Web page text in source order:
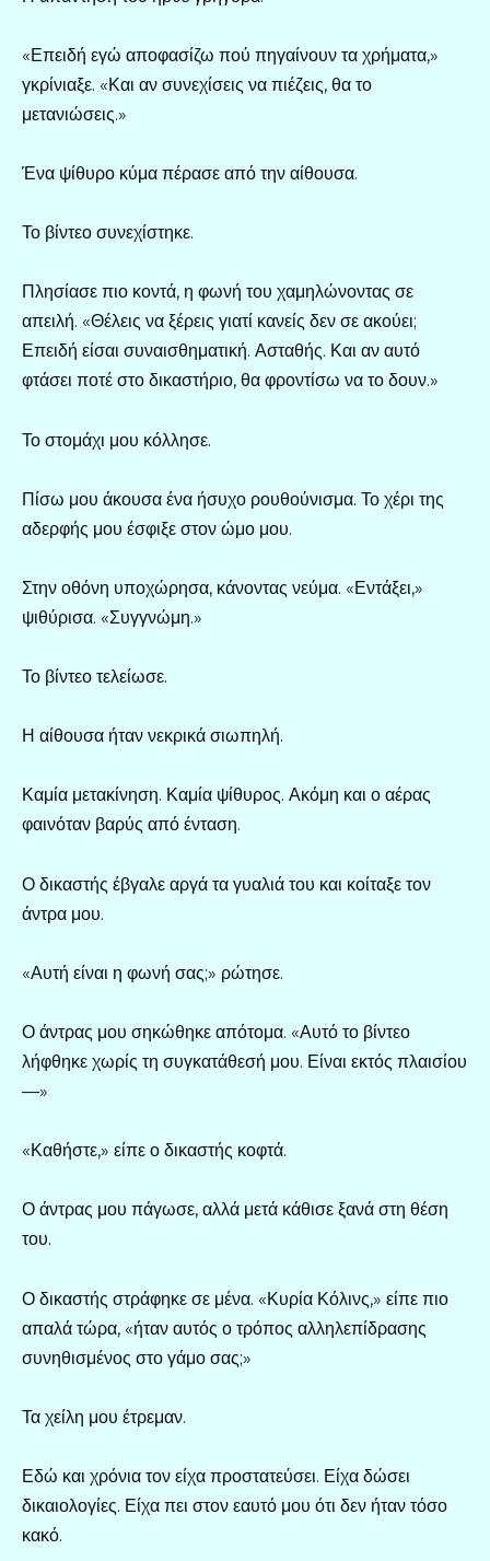
«Επειδή εγώ αποφασίζω πού πηγαίνουν τα χρήματα,»
γκρίνιαξε. «Και αν συνεχίσεις να πιέζεις, θα το
μετανιώσεις.»
Ένα ψίθυρο κύμα πέρασε από την αίθουσα.
Το βίντεο συνεχίστηκε.
Πλησίασε πιο κοντά, η φωνή του χαμηλώνοντας σε
απειλή. «Θέλεις να ξέρεις γιατί κανείς δεν σε ακούει;
Επειδή είσαι συναισθηματική. Ασταθής. Και αν αυτό
φτάσει ποτέ στο δικαστήριο, θα φροντίσω να το δουν.»
Το στομάχι μου κόλλησε.
Πίσω μου άκουσα ένα ήσυχο ρουθούνισμα. Το χέρι της
αδερφής μου έσφιξε στον ώμο μου.
Στην οθόνη υποχώρησα, κάνοντας νεύμα. «Εντάξει,»
ψιθύρισα. «Συγγνώμη.»
Το βίντεο τελείωσε.
Η αίθουσα ήταν νεκρικά σιωπηλή.
Καμία μετακίνηση. Καμία ψίθυρος. Ακόμη και ο αέρας
φαινόταν βαρύς από ένταση.
Ο δικαστής έβγαλε αργά τα γυαλιά του και κοίταξε τον
άντρα μου.
«Αυτή είναι η φωνή σας;» ρώτησε.
Ο άντρας μου σηκώθηκε απότομα. «Αυτό το βίντεο
λήφθηκε χωρίς τη συγκατάθεσή μου. Είναι εκτός πλαισίου
—»
«Καθήστε,» είπε ο δικαστής κοφτά.
Ο άντρας μου πάγωσε, αλλά μετά κάθισε ξανά στη θέση
του.
Ο δικαστής στράφηκε σε μένα. «Κυρία Κόλινς,» είπε πιο
απαλά τώρα, «ήταν αυτός ο τρόπος αλληλεπίδρασης
συνηθισμένος στο γάμο σας;»
Τα χείλη μου έτρεμαν.
Εδώ και χρόνια τον είχα προστατεύσει. Είχα δώσει
δικαιολογίες. Είχα πει στον εαυτό μου ότι δεν ήταν τόσο
κακό.